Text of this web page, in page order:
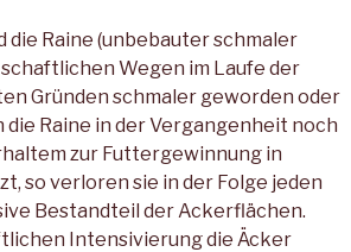
Raine (unbebauter schmaler
Wegen im Laufe der
Gründen schmaler geworden oder
Raine in der Vergangenheit noch
zur Futtergewinnung in
so verloren sie in der Folge jeden
Bestandteil der Ackerflächen.
Intensivierung die Äcker